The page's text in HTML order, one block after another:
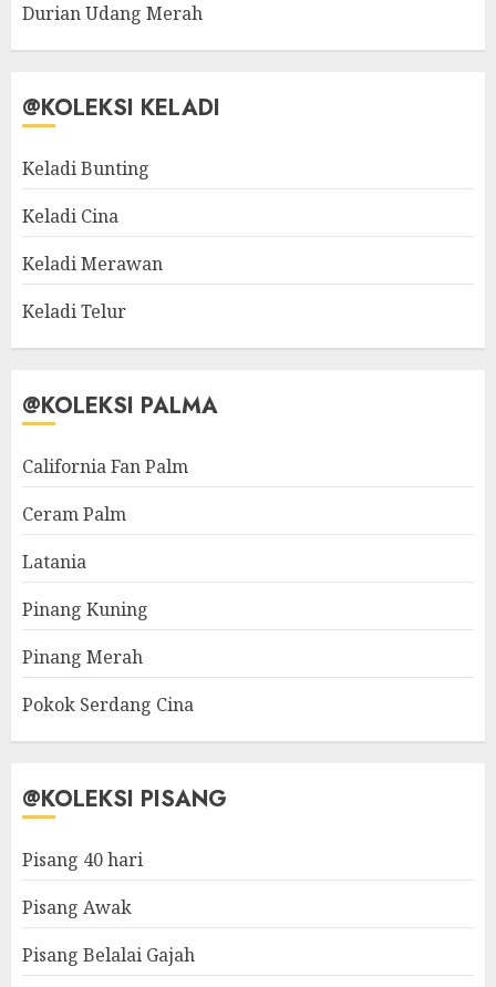
Durian Udang Merah
@KOLEKSI KELADI
Keladi Bunting
Keladi Cina
Keladi Merawan
Keladi Telur
@KOLEKSI PALMA
California Fan Palm
Ceram Palm
Latania
Pinang Kuning
Pinang Merah
Pokok Serdang Cina
@KOLEKSI PISANG
Pisang 40 hari
Pisang Awak
Pisang Belalai Gajah